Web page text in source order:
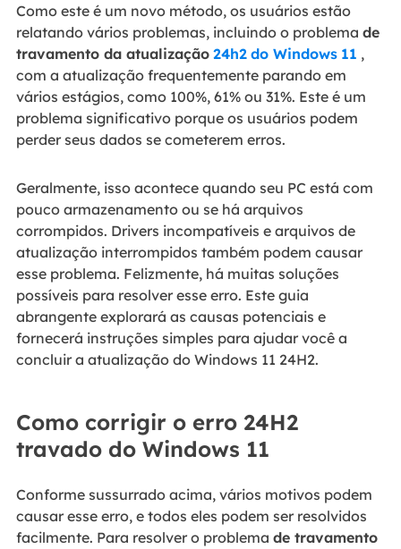
Como este é um novo método, os usuários estão
relatando vários problemas, incluindo o problema de
travamento da atualização 24h2 do Windows 11 ,
com a atualização frequentemente parando em
vários estágios, como 100%, 61% ou 31%. Este é um
problema significativo porque os usuários podem
perder seus dados se cometerem erros.
Geralmente, isso acontece quando seu PC está com
pouco armazenamento ou se há arquivos
corrompidos. Drivers incompatíveis e arquivos de
atualização interrompidos também podem causar
esse problema. Felizmente, há muitas soluções
possíveis para resolver esse erro. Este guia
abrangente explorará as causas potenciais e
fornecerá instruções simples para ajudar você a
concluir a atualização do Windows 11 24H2.
Como corrigir o erro 24H2
travado do Windows 11
Conforme sussurrado acima, vários motivos podem
causar esse erro, e todos eles podem ser resolvidos
facilmente. Para resolver o problema de travamento